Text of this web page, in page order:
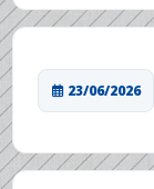
23/06/2026